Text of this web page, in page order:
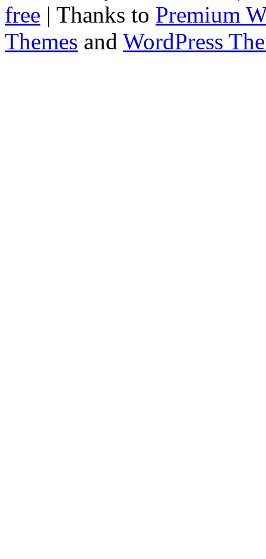
free | Thanks to Premium
Themes and WordPress